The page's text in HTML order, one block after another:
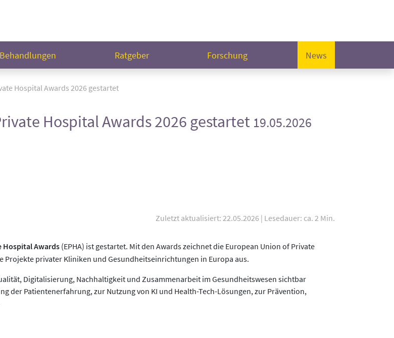
Behandlungen Ratgeber Forschung News
Hospital Awards 2026 gestartet
Hospital Awards 2026 gestartet 19.05.2026
Zuletzt aktualisiert: 22.05.2026 | Lesedauer: ca. 2 Min.
Hospital Awards(EPHA) ist gestartet. Mit den Awards zeichnet die European Union of Private
Projekte privater Kliniken und Gesundheitseinrichtungen in Europa aus.
Digitalisierung, Nachhaltigkeit und Zusammenarbeit im Gesundheitswesen sichtbar
der Patientenerfahrung, zur Nutzung von KI und Health-Tech-Lösungen, zur Prävention,